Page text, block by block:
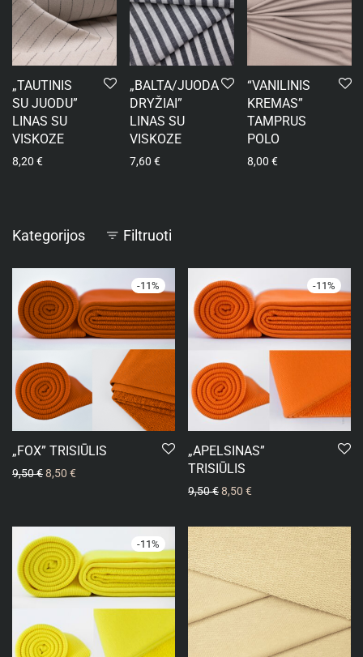
„TAUTINIS
SU JUODU”
LINAS SU
VISKOZE
8,20 €
„BALTA/JUODA
DRYŽIAI”
LINAS SU
VISKOZE
7,60 €
“VANILINIS
KREMAS”
TAMPRUS
POLO
8,00 €
Kategorijos Filtruoti
-11%
„FOX” TRISIŪLIS
9,50€8,50 €
-11%
„APELSINAS”
TRISIŪLIS
9,50€8,50 €
-11%